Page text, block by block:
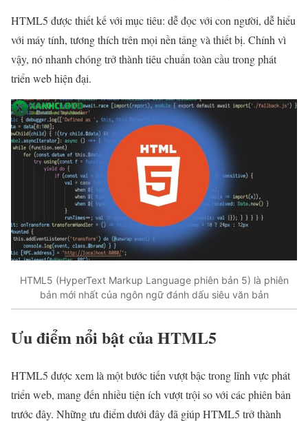
HTML5 được thiết kế với mục tiêu: dễ đọc với con người, dễ hiểu
với máy tính, tương thích trên mọi nền tảng và thiết bị. Chính vì
vậy, nó nhanh chóng trở thành tiêu chuẩn toàn cầu trong phát
triển web hiện đại.
HTML5 (HyperText Markup Language phiên bản 5) là phiên
bản mới nhất của ngôn ngữ đánh dấu siêu văn bản
Ưu điểm nổi bật của HTML5
HTML5 được xem là một bước tiến vượt bậc trong lĩnh vực phát
triển web, mang đến nhiều tiện ích vượt trội so với các phiên bản
trước đây. Những ưu điểm dưới đây đã giúp HTML5 trở thành